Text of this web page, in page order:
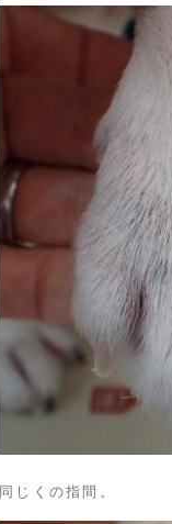
同じくの指間。